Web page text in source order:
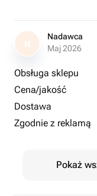
N
Nadawca
Maj 2026
Obsługa sklepu
Cena/jakość
Dostawa
Zgodnie z reklamą
Pokaż